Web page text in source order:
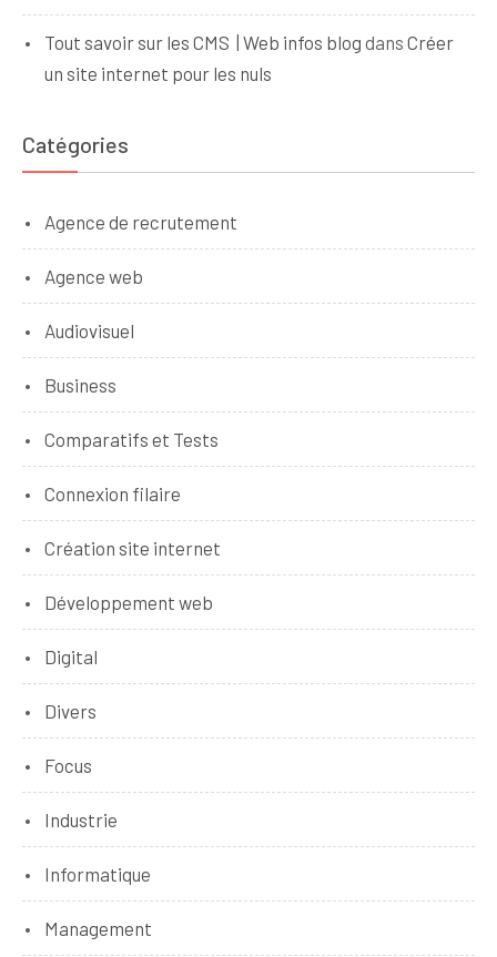
Tout savoir sur les CMS | Web infos blog dans Créer
un site internet pour les nuls
Catégories
Agence de recrutement
Agence web
Audiovisuel
Business
Comparatifs et Tests
Connexion filaire
Création site internet
Développement web
Digital
Divers
Focus
Industrie
Informatique
Management